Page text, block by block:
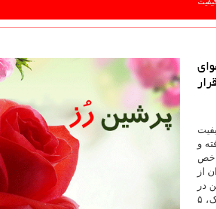
هوا هم اکنون بر روی عدد ۸۱ قرار
گرفته و
شاخص
از
در
شرایطی است که تهران در مدت مشابه سال پیش ۳ روز هوای پاک، ۵